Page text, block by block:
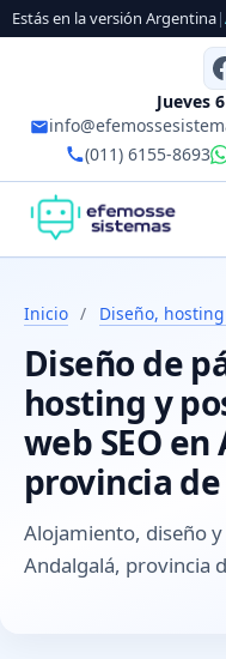
Estás en la versión Argentina|
Jueves
(011) 6155-8693
Inicio / Diseño, hosting
Diseño de
hosting y
web SEO
provincia
Alojamiento, diseño y
Andalgalá, provincia